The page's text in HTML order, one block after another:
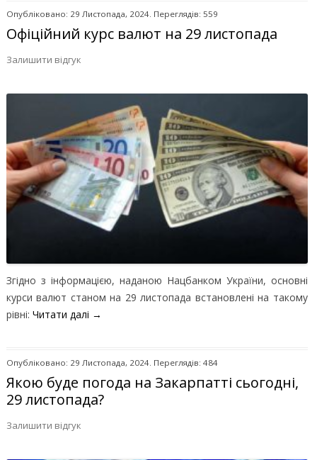
Опубліковано: 29 Листопада, 2024. Переглядів: 559
Офіційний курс валют на 29 листопада
Залишити відгук
Згідно з інформацією, наданою Нацбанком України, основні
курси валют станом на 29 листопада встановлені на такому
рівні: Читати далі →
Опубліковано: 29 Листопада, 2024. Переглядів: 484
Якою буде погода на Закарпатті сьогодні,
29 листопада?
Залишити відгук